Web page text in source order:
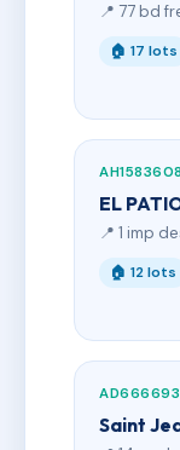
📍 77 bd
🏠 17 lots
AH1583608
EL
📍 1 imp
🏠 12 lots
Saint